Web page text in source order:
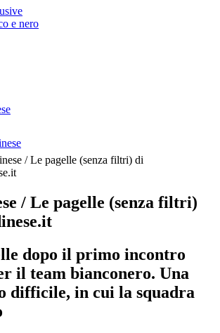
e nero
/ Le pagelle (senza filtri) di
/ Le pagelle (senza filtri)
dopo il primo incontro
il team bianconero. Una
difficile, in cui la squadra